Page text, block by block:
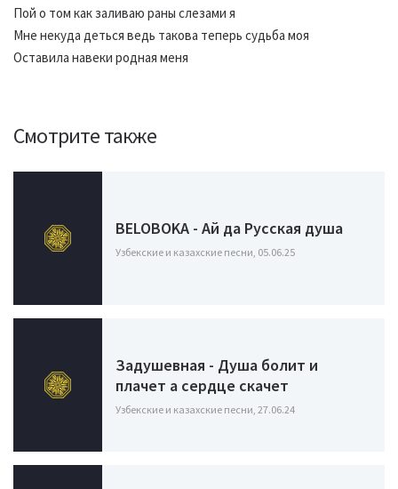
Пой о том как заливаю раны слезами я
Мне некуда деться ведь такова теперь судьба моя
Оставила навеки родная меня
Смотрите также
BELOBOKA - Ай да Русская душа
Узбекские и казахские песни, 05.06.25
Задушевная - Душа болит и
плачет а сердце скачет
Узбекские и казахские песни, 27.06.24